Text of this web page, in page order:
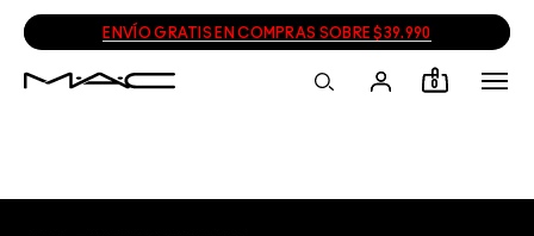
ENVÍO GRATIS EN COMPRAS SOBRE $39.990
0